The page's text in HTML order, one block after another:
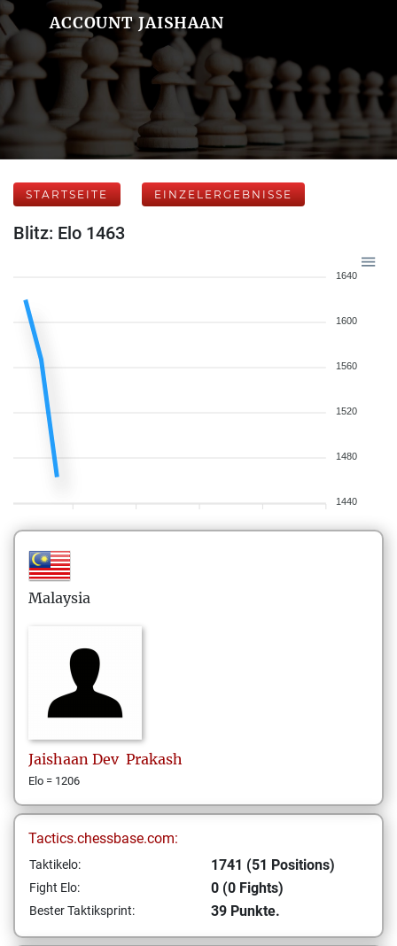
ACCOUNT JAISHAAN
STARTSEITE EINZELERGEBNISSE
Blitz: Elo 1463
1640
1600
1560
1520
1480
1440
Malaysia
Jaishaan Dev Prakash
Elo = 1206
Tactics.chessbase.com:
Taktikelo: 1741 (51 Positions)
Fight Elo: 0 (0 Fights)
Bester Taktiksprint: 39 Punkte.